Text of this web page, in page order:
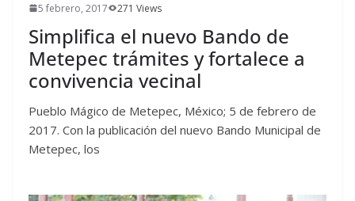
5 febrero, 2017 271 Views
Simplifica el nuevo Bando de
Metepec trámites y fortalece a
convivencia vecinal
Pueblo Mágico de Metepec, México; 5 de febrero de
2017. Con la publicación del nuevo Bando Municipal de
Metepec, los